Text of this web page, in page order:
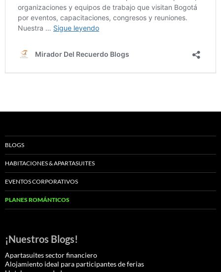
BLOGS
HABITACIONES & APARTASUITES
EVENTOS CORPORATIVOS
PLANES ROMÁNTICOS
¡Nuestros Blogs!
Apartasuites sector financiero
Alojamiento ideal para participantes de ferias